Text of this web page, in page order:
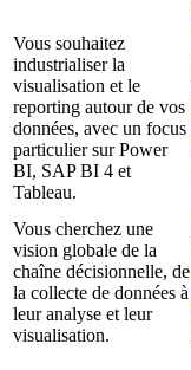
Vous souhaitez
industrialiser la
visualisation et le
reporting autour de vos
données, avec un focus
particulier sur Power
BI, SAP BI 4 et
Tableau.
Vous cherchez une
vision globale de la
chaîne décisionnelle, de
la collecte de données à
leur analyse et leur
visualisation.